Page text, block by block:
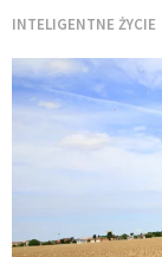
INTELIGENTNE ŻYCIE